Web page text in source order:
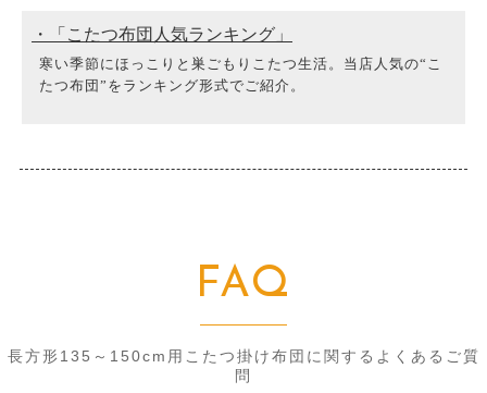
・「こたつ布団人気ランキング」
寒い季節にほっこりと巣ごもりこたつ生活。当店人気の“こ
たつ布団”をランキング形式でご紹介。
FAQ
長方形135～150cm用こたつ掛け布団に関するよくあるご質
問